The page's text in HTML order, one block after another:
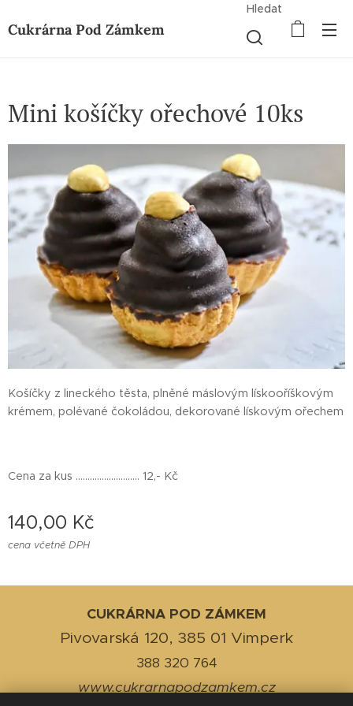
Cukrárna Pod Zámkem
Hledat
Mini košíčky ořechové 10ks
Košíčky z lineckého těsta, plněné máslovým lískooříškovým
krémem, polévané čokoládou, dekorované lískovým ořechem
Cena za kus ........................... 12,- Kč
140,00 Kč
cena včetně DPH
CUKRÁRNA POD ZÁMKEM
Pivovarská 120, 385 01 Vimperk
388 320 764
www.cukrarnapodzamkem.cz